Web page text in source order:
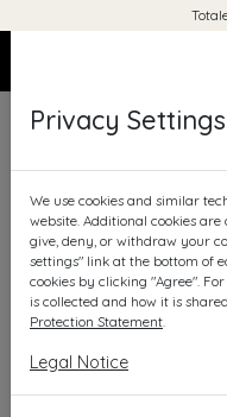
Shop Dames Model:
Privacy Settings
We use cookies and similar
website. Additional cookies
give, deny, or withdraw your
settings" link at the bottom of
cookies by clicking "Agree".
is collected and how it is
Protection Statement.
Legal Notice